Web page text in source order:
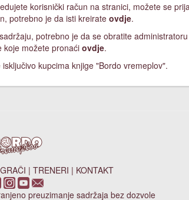
korisnički račun na stranici, možete se
potrebno je da isti kreirate ovdje.
potrebno je da se obratite
koje možete pronaći ovdje.
kupcima knjige "Bordo vremeplov".
| TRENERI | KONTAKT
preuzimanje sadržaja bez dozvole